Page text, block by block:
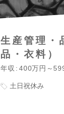
生産管理・
品・衣料）
年収 400万円～
土日祝休み